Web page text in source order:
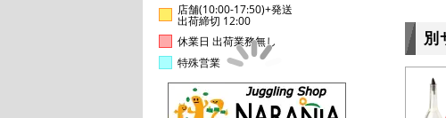
店舗(10:00-17:50)+発送
出荷締切 12:00
休業日 出荷業務無し
特殊営業
別